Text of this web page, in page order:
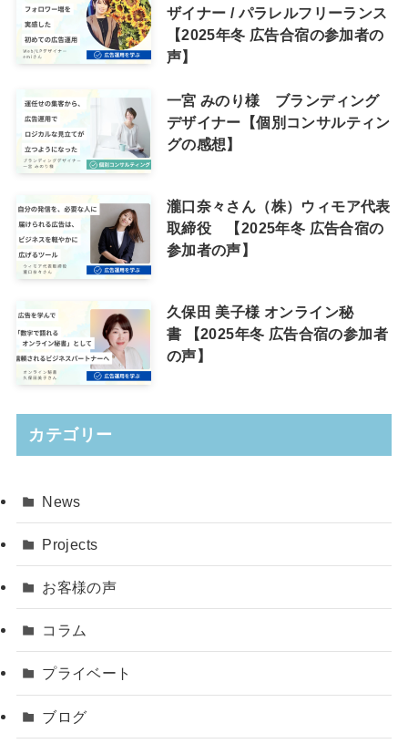
ザイナー / パラレルフリーランス
【2025年冬 広告合宿の参加者の
声】
一宮 みのり様 ブランディング
デザイナー【個別コンサルティン
グの感想】
瀧口奈々さん（株）ウィモア代表
取締役 【2025年冬 広告合宿の
参加者の声】
久保田 美子様 オンライン秘
書 【2025年冬 広告合宿の参加者
の声】
カテゴリー
News
Projects
お客様の声
コラム
プライベート
ブログ